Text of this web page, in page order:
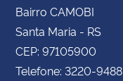
Bairro CAMOBI
Santa Maria - RS
CEP: 97105900
Telefone: 3220-9488